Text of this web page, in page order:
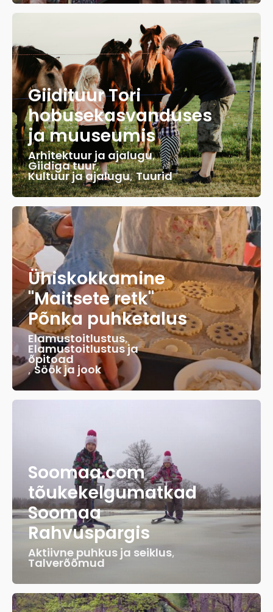
Giidituur Tori
hobusekasvanduses
ja muuseumis
Arhitektuur ja ajalugu,
Giidiga tuur,
Kultuur ja ajalugu,Tuurid
Ühiskokkamine
"Maitsete retk"
Põnka puhketalus
Elamustoitlustus,
Elamustoitlustus ja
õpitoad
,Söök ja jook
Soomaa.com
tõukekelgumatkad
Soomaa
Rahvuspargis
Aktiivne puhkus ja seiklus,
Talverõõmud